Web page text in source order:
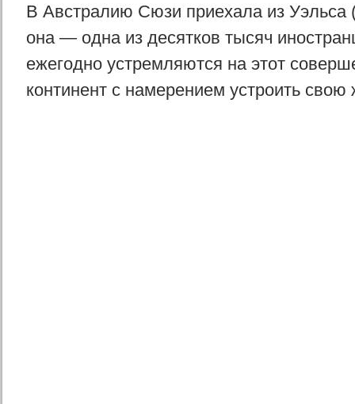
В Австралию Сюзи приехала из Уэльса
она — одна из десятков тысяч
ежегодно устремляются на этот
континент с намерением устроить свою